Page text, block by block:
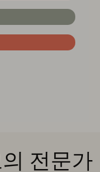
전문가